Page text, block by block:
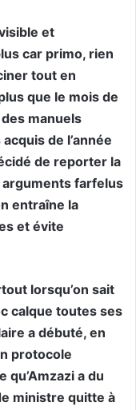
et
car primo, rien
tout en
que le mois de
manuels
de l’année
de reporter la
farfelus
entraîne la
et évite
lorsqu’on sait
calque toutes ses
a débuté, en
protocole
qu’Amzazi a du
ministre quitte à